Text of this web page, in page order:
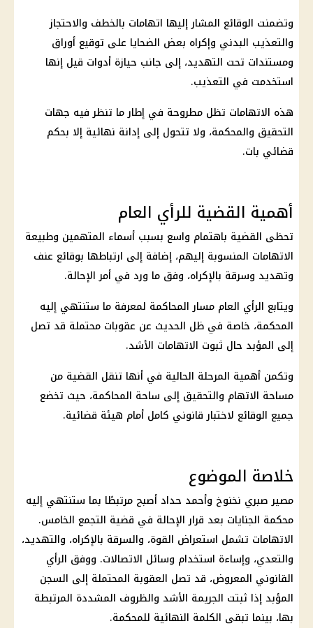
وتضمنت الوقائع المشار إليها اتهامات بالخطف والاحتجاز
والتعذيب البدني وإكراه بعض الضحايا على توقيع أوراق
ومستندات تحت التهديد، إلى جانب حيازة أدوات قيل إنها
استخدمت في التعذيب.
هذه الاتهامات تظل مطروحة في إطار ما تنظر فيه جهات
التحقيق والمحكمة، ولا تتحول إلى إدانة نهائية إلا بحكم
قضائي بات.
أهمية القضية للرأي العام
تحظى القضية باهتمام واسع بسبب أسماء المتهمين وطبيعة
الاتهامات المنسوبة إليهم، إضافة إلى ارتباطها بوقائع عنف
وتهديد وسرقة بالإكراه، وفق ما ورد في أمر الإحالة.
ويتابع الرأي العام مسار المحاكمة لمعرفة ما ستنتهي إليه
المحكمة، خاصة في ظل الحديث عن عقوبات محتملة قد تصل
إلى المؤبد حال ثبوت الاتهامات الأشد.
وتكمن أهمية المرحلة الحالية في أنها تنقل القضية من
مساحة الاتهام والتحقيق إلى ساحة المحاكمة، حيث تخضع
جميع الوقائع لاختبار قانوني كامل أمام هيئة قضائية.
خلاصة الموضوع
مصيرصبري نخنوخ وأحمد حداد أصبح مرتبطًا بما ستنتهي إليه
محكمة الجنايات بعد قرار الإحالة في قضية التجمع الخامس.
الاتهامات تشمل استعراض القوة، والسرقة بالإكراه، والتهديد،
والتعدي، وإساءة استخدام وسائل الاتصالات. ووفق الرأي
القانوني المعروض، قد تصل العقوبة المحتملة إلى السجن
المؤبد إذا ثبتت الجريمة الأشد والظروف المشددة المرتبطة
بها، بينما تبقى الكلمة النهائية للمحكمة.